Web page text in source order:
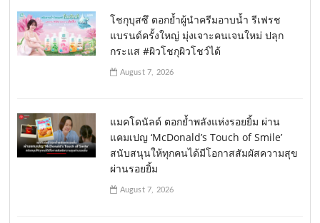
โชกุบุสซึ ตอกย้ำผู้นำครีมอาบน้ำ รีเฟรช
แบรนด์ครั้งใหญ่ มุ่งเจาะคนเจนใหม่ ปลุก
กระแส #ผิวโชกุผิวโชว์ได้
August 7, 2026
แมคโดนัลด์ ตอกย้ำพลังแห่งรอยยิ้ม ผ่าน
แคมเปญ ‘McDonald’s Touch of Smile’
สนับสนุนให้ทุกคนได้มีโอกาสสัมผัสความสุข
ผ่านรอยยิ้ม
August 7, 2026